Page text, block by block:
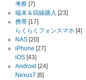
考察 [7]
端末＆回線購入 [23]
携帯 [17]
らくらくフォンスマホ [4]
NAS [20]
iPhone [27]
iOS [43]
Android [24]
Nexus7 [8]